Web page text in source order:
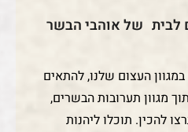
לבית של אוהבי הבשר
העצום שלנו, להתאים
מגוון תערובות הבשרים,
להכין. תוכלו ליהנות